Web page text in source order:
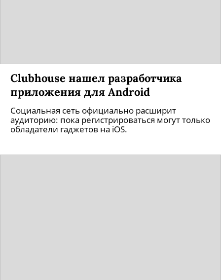
Clubhouse нашел разработчика
приложения для Android
Социальная сеть официально расширит
аудиторию: пока регистрироваться могут только
обладатели гаджетов на iOS.